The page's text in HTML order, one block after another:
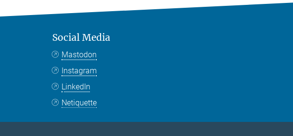
Social Media
Mastodon
Instagram
LinkedIn
Netiquette